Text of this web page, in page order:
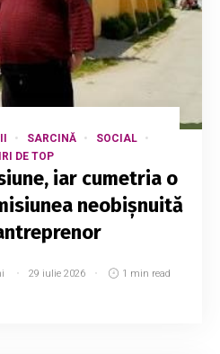
SARCINĂ
SOCIAL
DE TOP
iar cumetria o
neobișnuită
29 iulie 2026 1 min read